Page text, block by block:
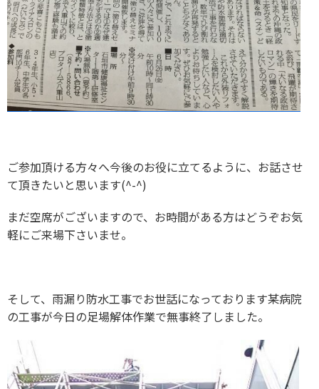
ご参加頂ける方々へ今後のお役に立てるように、お話させ
て頂きたいと思います(^-^)
まだ空席がございますので、お時間がある方はどうぞお気
軽にご来場下さいませ。
そして、雨漏り防水工事でお世話になっております某病院
の工事が今日の足場解体作業で無事終了しました。